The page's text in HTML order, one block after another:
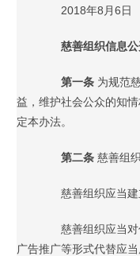
2018年8月6日
慈善组织信息公
第一条 为规范
益，维护社会公众的知
定本办法。
第二条 慈善组
慈善组织应当建
慈善组织应当对
广告推广等形式代替应